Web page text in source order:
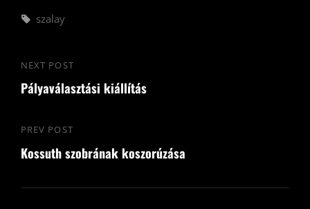
Tags,
szalay
Bejegyzés
navigáció
Previous
Post
PREV POST
Kossuth szobrának koszorúzása
Next
Post
NEXT POST
Pályaválasztási kiállítás